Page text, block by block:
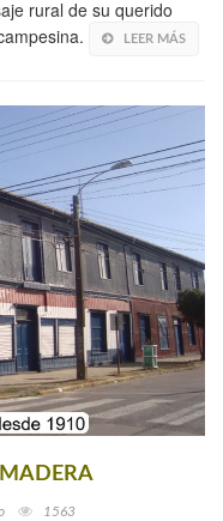
rural de su querido
LEER MÁS
MADERA
1563